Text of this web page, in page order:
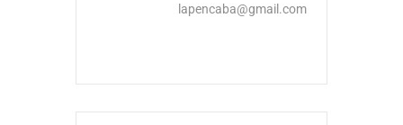
lapencaba@gmail.com